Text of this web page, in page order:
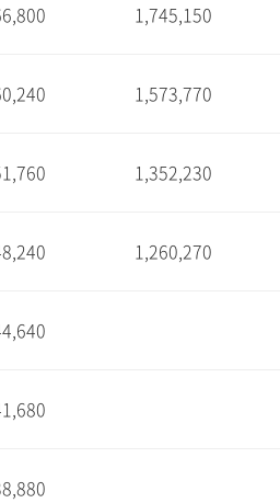
1,745,150
1,573,770
1,352,230
1,260,270